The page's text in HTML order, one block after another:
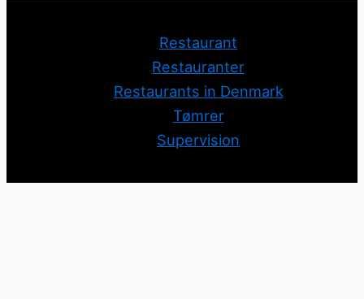
Restaurant
Restauranter
Restaurants in Denmark
Tømrer
Supervision